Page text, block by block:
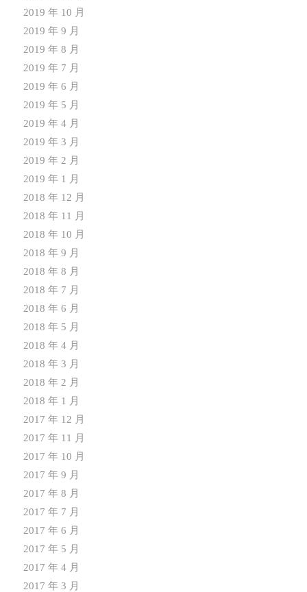
2019 年 10 月
2019 年 9 月
2019 年 8 月
2019 年 7 月
2019 年 6 月
2019 年 5 月
2019 年 4 月
2019 年 3 月
2019 年 2 月
2019 年 1 月
2018 年 12 月
2018 年 11 月
2018 年 10 月
2018 年 9 月
2018 年 8 月
2018 年 7 月
2018 年 6 月
2018 年 5 月
2018 年 4 月
2018 年 3 月
2018 年 2 月
2018 年 1 月
2017 年 12 月
2017 年 11 月
2017 年 10 月
2017 年 9 月
2017 年 8 月
2017 年 7 月
2017 年 6 月
2017 年 5 月
2017 年 4 月
2017 年 3 月